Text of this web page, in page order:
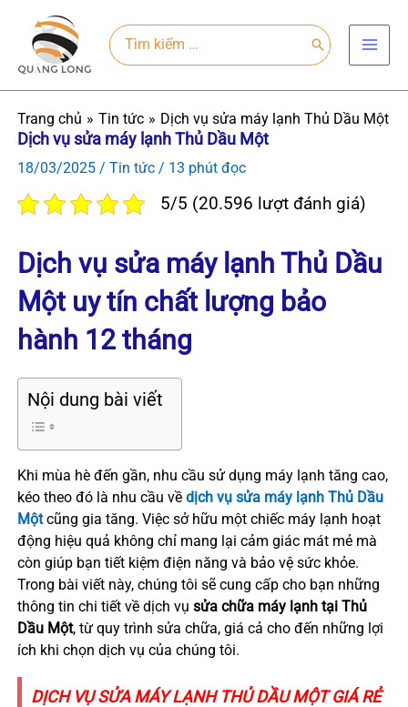
dung
Search
for:
Trang chủ Tin tức Dịch vụ sửa máy lạnh Thủ Dầu Một
Dịch vụ sửa máy lạnh Thủ Dầu Một
18/03/2025 / Tin tức/ 13 phút đọc
5/5 (20.596 lượt đánh giá)
Dịch vụ sửa máy lạnh Thủ Dầu
Một uy tín chất lượng bảo
hành 12 tháng
Nội dung bài viết
Khi mùa hè đến gần, nhu cầu sử dụng máy lạnh tăng cao,
kéo theo đó là nhu cầu về dịch vụ sửa máy lạnh Thủ Dầu
Mộtcũng gia tăng. Việc sở hữu một chiếc máy lạnh hoạt
động hiệu quả không chỉ mang lại cảm giác mát mẻ mà
còn giúp bạn tiết kiệm điện năng và bảo vệ sức khỏe.
Trong bài viết này, chúng tôi sẽ cung cấp cho bạn những
thông tin chi tiết về dịch vụ sửa chữa máy lạnh tại Thủ
Dầu Một, từ quy trình sửa chữa, giá cả cho đến những lợi
ích khi chọn dịch vụ của chúng tôi.
DỊCH VỤ SỬA MÁY LẠNH THỦ DẦU MỘT GIÁ RẺ